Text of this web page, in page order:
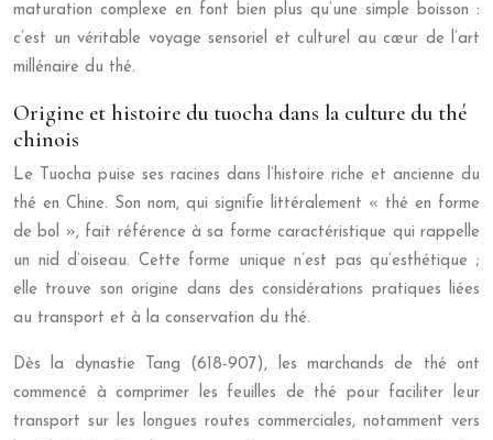
maturation complexe en font bien plus qu’une simple boisson :
c’est un véritable voyage sensoriel et culturel au cœur de l’art
millénaire du thé.
Origine et histoire du tuocha dans la culture du thé
chinois
Le Tuocha puise ses racines dans l’histoire riche et ancienne du
thé en Chine. Son nom, qui signifie littéralement « thé en forme
de bol », fait référence à sa forme caractéristique qui rappelle
un nid d’oiseau. Cette forme unique n’est pas qu’esthétique ;
elle trouve son origine dans des considérations pratiques liées
au transport et à la conservation du thé.
Dès la dynastie Tang (618-907), les marchands de thé ont
commencé à comprimer les feuilles de thé pour faciliter leur
transport sur les longues routes commerciales, notamment vers